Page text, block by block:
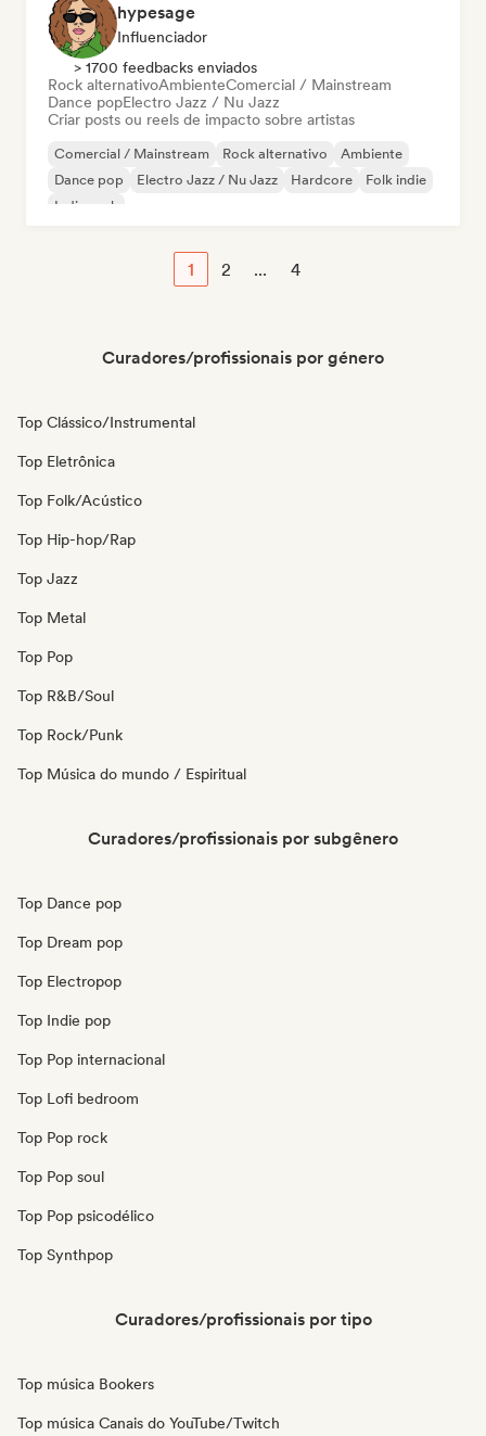
hypesage
Influenciador
> 1700 feedbacks enviados
Rock alternativoAmbienteComercial / Mainstream
Dance popElectro Jazz / Nu Jazz
Criar posts ou reels de impacto sobre artistas
Comercial / Mainstream Rock alternativo
Ambiente
Dance pop
Electro Jazz / Nu Jazz Hardcore
Folk indie
Indie rock
1 2 ... 4
Curadores/profissionais por género
Top Clássico/Instrumental
Top Eletrônica
Top Folk/Acústico
Top Hip-hop/Rap
Top Jazz
Top Metal
Top Pop
Top R&B/Soul
Top Rock/Punk
Top Música do mundo / Espiritual
Curadores/profissionais por subgênero
Top Dance pop
Top Dream pop
Top Electropop
Top Indie pop
Top Pop internacional
Top Lofi bedroom
Top Pop rock
Top Pop soul
Top Pop psicodélico
Top Synthpop
Curadores/profissionais por tipo
Top música Bookers
Top música Canais do YouTube/Twitch